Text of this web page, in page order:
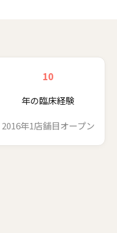
10
年の臨床経験
2016年1店舗目オープン